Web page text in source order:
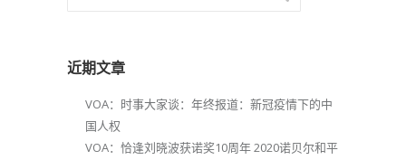
近期文章
VOA：时事大家谈：年终报道：新冠疫情下的中
国人权
VOA：恰逢刘晓波获诺奖10周年 2020诺贝尔和平